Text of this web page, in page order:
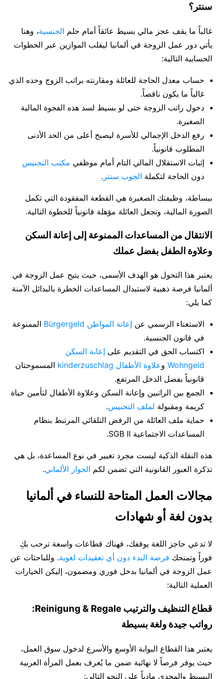
سنتر؟
غالباً ما يقف عجز مالي بسيط عائقاً أمام حلم الجنسية، وهنا
يأتي دور عمل الزوجة في ألمانيا ليقلب الموازين عبر الخطوات
الحسابية التالية:
حساب معدل الحاجة للعائلة ومقارنته براتب الزوج وحده الذي
غالباً ما يكون ناقصاً.
دخول راتب الزوجة حتى لو بسيط لسد هذه الفجوة المالية
الصغيرة.
رفع الدخل الإجمالي للأسرة ليصبح أعلى من الحد الأدنى
المطلوب قانونياً.
إثبات الاستقلال المالي التام أمام موظفي مكتب التجنيس
دون الحاجة لتكملة الجوب سنتر .
ببساطة، وظيفتك الصغيرة هي القطعة المفقودة التي تكمل
الصورة المالية، وتجعل العائلة مؤهلة قانونياً للخطوة التالية.
الانتقال من المساعدات الممنوعة إلى إعانة السكن
وعلاوة الطفل بفضل عملك
يعتبر هذا التحول هو الهدف الأسمى، حيث يتيح عمل الزوجة في
ألمانيا فرصة ذهبية لاستبدال المساعدات الخطرة بالبدائل الآمنة
كما يلي:
الاستغناء الرسمي عن إعانة المواطن Bürgergeld
الممنوعة
في قانون الجنسية.
اكتساب الحق في التقديم على إعانة السكن
Wohngeld وعلاوة الأطفال kinderzuschlag
المسموحتان
قانونياً بفضل الدخل المرتفع.
الجمع بين الراتبين وإعانة السكن وعلاوة الأطفال لتأمين حياة
كريمة ومقبولة لملف التجنيس.
حماية ملف العائلة من الرفض التلقائي المرتبط بنظام
المساعدات الاجتماعية SGB II.
هذه النقلة الذكية ليست مجرد تغيير في نوع المساعدة، بل هي
تذكرة العبور القانونية التي تضمن لكم الجواز الألماني.
مجالات العمل المتاحة للنساء في ألمانيا
بدون لغة أو شهادات
لا تدعي حاجز اللغة يوقفك، فهناك قطاعات واسعة ترحب بكِ
فوراً وتمنحك فرصة البدء دون أي تعقيدات لغوية. وللباحثات عن
عمل الزوجة في ألمانيا بدخل فوري ومضمون، إليكن الخيارات
العملية التالية:
قطاع التنظيف والترتيب Reinigung & Regale:
رواتب جيدة ولغة بسيطة
يعتبر هذا القطاع البوابة الأوسع والأسرع لدخول سوق العمل،
حيث يوفر فرصاً لا نهائية ضمن ما يُعرف بعمل المرأة العربية
البسيط والمجدي مادياً على النحو التالي: